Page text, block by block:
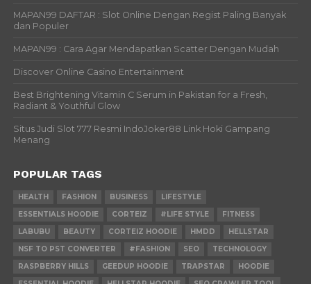
MAPAN99 DAFTAR : Slot Online Dengan Regist Paling Banyak
dan Populer
MAPAN99 : Cara Agar Mendapatkan Scatter Dengan Mudah
Discover Online Casino Entertainment
Best Brightening Vitamin C Serum in Pakistan for a Fresh,
Radiant & Youthful Glow
Situs Judi Slot 777 Resmi IndoJoker88 Link Hoki Gampang
Menang
POPULAR TAGS
HEALTH FASHION BUSINESS
LIFESTYLE
ESSENTIALS HOODIE
CORTEIZ #LIFE STYLE
FITNESS
LABUBU
BEAUTY CORTEIZ HOODIE HMDD
HELLSTAR
NSF TO PST CONVERTER
#FASHION SEO
TECHNOLOGY
RASPBERRY HILLS
GEEDUP HOODIE TRAPSTAR
HOODIE